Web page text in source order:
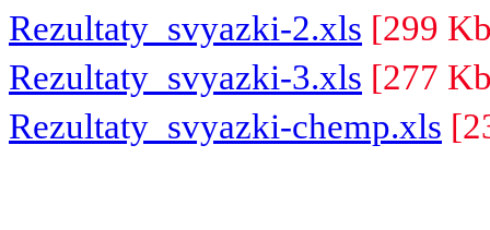
Rezultaty_svyazki-2.xls [299
Rezultaty_svyazki-3.xls [277
Rezultaty_svyazki-chemp.xls